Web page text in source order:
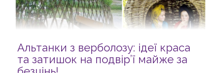
Альтанки з верболозу: ідеї краса
та затишок на подвір’ї майже за